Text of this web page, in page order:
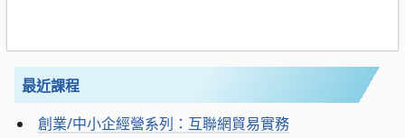
最近課程
創業/中小企經營系列：互聯網貿易實務